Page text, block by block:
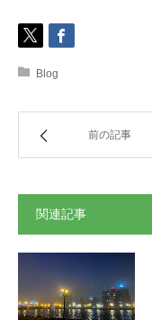
Blog
前の記事
関連記事